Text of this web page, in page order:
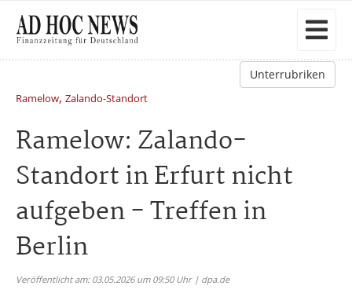
Unterrubriken
Ramelow, Zalando-Standort
Ramelow: Zalando-
Standort in Erfurt nicht
aufgeben - Treffen in
Berlin
Veröffentlicht am: 03.05.2026 um 09:50 Uhr | dpa.de